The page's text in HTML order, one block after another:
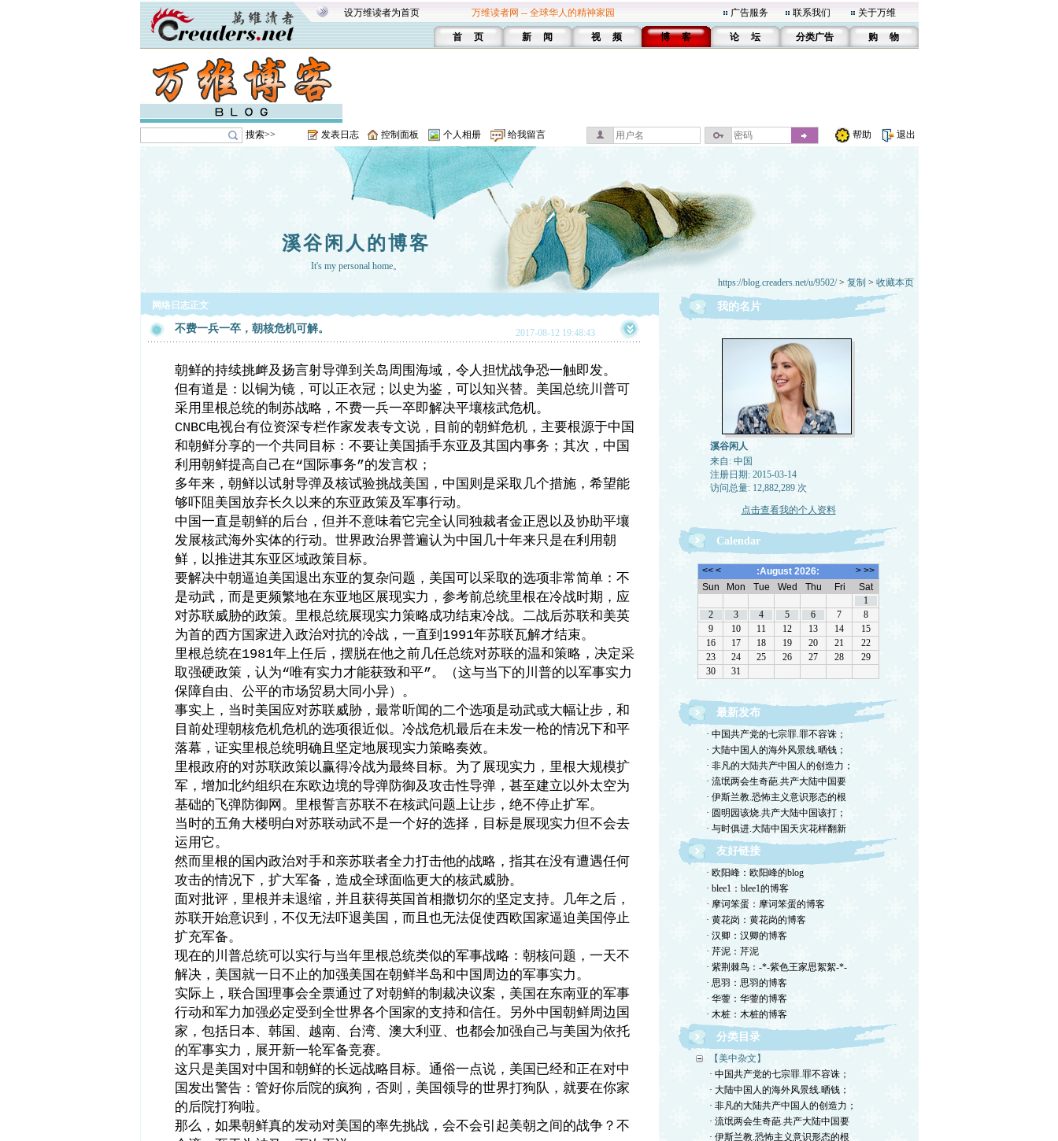
设万维读者为首页 万维读者网 -- 全球华人的精神家园 广告服务 联系我们 关于万维
首 页 新 闻 视 频 博 客 论 坛 分类广告 购 物
搜索>> 发表日志 控制面板 个人相册 给我留言 帮助 退出
溪谷闲人的博客
It's my personal home。
https://blog.creaders.net/u/9502/> 复制 > 收藏本页
网络日志正文
不费一兵一卒，朝核危机可解。 2017-08-12 19:48:43
朝鲜的持续挑衅及扬言射导弹到关岛周围海域，令人担忧战争恐一触即发。
但有道是：以铜为镜，可以正衣冠；以史为鉴，可以知兴替。美国总统川普可
采用里根总统的制苏战略，不费一兵一卒即解决平壤核武危机。
CNBC电视台有位资深专栏作家发表专文说，目前的朝鲜危机，主要根源于中国
和朝鲜分享的一个共同目标：不要让美国插手东亚及其国内事务；其次，中国
利用朝鲜提高自己在“国际事务”的发言权；
多年来，朝鲜以试射导弹及核试验挑战美国，中国则是采取几个措施，希望能
够吓阻美国放弃长久以来的东亚政策及军事行动。
中国一直是朝鲜的后台，但并不意味着它完全认同独裁者金正恩以及协助平壤
发展核武海外实体的行动。世界政治界普遍认为中国几十年来只是在利用朝
鲜，以推进其东亚区域政策目标。
要解决中朝逼迫美国退出东亚的复杂问题，美国可以采取的选项非常简单：不
是动武，而是更频繁地在东亚地区展现实力，参考前总统里根在冷战时期，应
对苏联威胁的政策。里根总统展现实力策略成功结束冷战。二战后苏联和美英
为首的西方国家进入政治对抗的冷战，一直到 1991年苏联瓦解才结束。
里根总统在1981年上任后，摆脱在他之前几任总统对苏联的温和策略，决定采
取强硬政策，认为“唯有实力才能获致和平”。（这与当下的川普的以军事实力
保障自由、公平的市场贸易大同小异）。
事实上，当时美国应对苏联威胁，最常听闻的二个选项是动武或大幅让步，和
目前处理朝核危机危机的选项很近似。冷战危机最后在未发一枪的情况下和平
落幕，证实里根总统明确且坚定地展现实力策略奏效。
里根政府的对苏联政策以赢得冷战为最终目标。为了展现实力，里根大规模扩
军，增加北约组织在东欧边境的导弹防御及攻击性导弹，甚至建立以外太空为
基础的飞弹防御网。里根誓言苏联不在核武问题上让步，绝不停止扩军。
当时的五角大楼明白对苏联动武不是一个好的选择，目标是展现实力但不会去
运用它。
然而里根的国内政治对手和亲苏联者全力打击他的战略，指其在没有遭遇任何
攻击的情况下，扩大军备，造成全球面临更大的核武威胁。
面对批评，里根并未退缩，并且获得英国首相撒切尔的坚定支持。几年之后，
苏联开始意识到，不仅无法吓退美国，而且也无法促使西欧国家逼迫美国停止
扩充军备。
现在的川普总统可以实行与当年里根总统类似的军事战略：朝核问题，一天不
解决，美国就一日不止的加强美国在朝鲜半岛和中国周边的军事实力。
实际上，联合国理事会全票通过了对朝鲜的制裁决议案，美国在东南亚的军事
行动和军力加强必定受到全世界各个国家的支持和信任。另外中国朝鲜周边国
家，包括日本、韩国、越南、台湾、澳大利亚、也都会加强自己与美国为依托
的军事实力，展开新一轮军备竞赛。
这只是美国对中国和朝鲜的长远战略目标。通俗一点说，美国已经和正在对中
国发出警告：管好你后院的疯狗，否则，美国领导的世界打狗队，就要在你家
的后院打狗啦。
那么，如果朝鲜真的发动对美国的率先挑战，会不会引起美朝之间的战争？不
我的名片
溪谷闲人
来自: 中国
注册日期: 2015-03-14
访问总量: 12,882,289 次
点击查看我的个人资料
Calendar
最新发布
· 中国共产党的七宗罪.罪不容诛；
· 大陆中国人的海外风景线.晒钱；
· 非凡的大陆共产中国人的创造力；
· 流氓两会生奇葩.共产大陆中国要
· 伊斯兰教.恐怖主义意识形态的根
· 圆明园该烧.共产大陆中国该打；
· 与时俱进.大陆中国天灾花样翻新
友好链接
· 欧阳峰：欧阳峰的blog
· blee1：blee1的博客
· 摩诃笨蛋：摩诃笨蛋的博客
· 黄花岗：黄花岗的博客
· 汉卿：汉卿的博客
· 芹泥：芹泥
· 紫荆棘鸟：-*-紫色王家思絮絮-*-
· 思羽：思羽的博客
· 华蓥：华蓥的博客
· 木桩：木桩的博客
分类目录
【美中杂文】
· 中国共产党的七宗罪.罪不容诛；
· 大陆中国人的海外风景线.晒钱；
· 非凡的大陆共产中国人的创造力；
· 流氓两会生奇葩.共产大陆中国要
· 伊斯兰教.恐怖主义意识形态的根